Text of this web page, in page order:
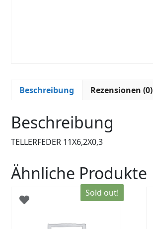
Beschreibung Rezensionen (0)
Beschreibung
TELLERFEDER 11X6,2X0,3
Ähnliche Produkte
Sold out!